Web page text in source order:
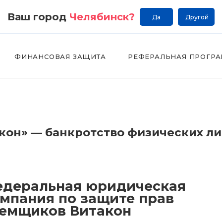
Ваш город Челябинск? Да Другой
ФИНАНСОВАЯ ЗАЩИТА РЕФЕРАЛЬНАЯ
— банкротство физических
юридическая
по защите прав
Витакон